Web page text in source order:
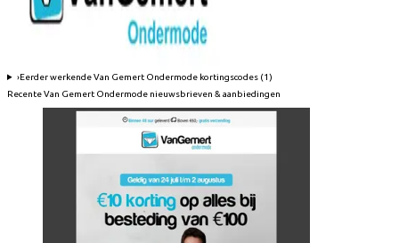
›Eerder werkendeVan Gemert Ondermodekortingscodes (1)
RecenteVan Gemert Ondermode nieuwsbrieven & aanbiedingen